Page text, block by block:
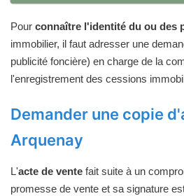
Pour connaître l'identité du ou des
immobilier, il faut adresser une
publicité foncière) en charge de la
l'enregistrement des cessions
Demander une copie
Arquenay
L'acte de vente fait suite à un
promesse de vente et sa signature